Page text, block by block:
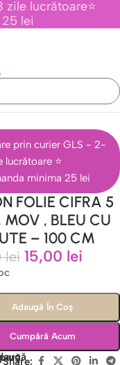
zile lucrătoare⭐
lei
Orbz/Baloane Folie Cifre
prin curier GLS - 2-
lucrătoare ⭐
minima 25 lei
FOLIE CIFRA 5
MOV , BLEU CU
– 100 CM
lei 15,00 lei
Adaugă În Coș
Cumpără Acum
Share: